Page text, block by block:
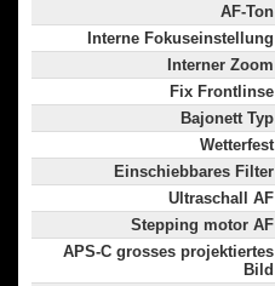
AF-Ton
Interne Fokuseinstellung
Interner Zoom
Fix Frontlinse
Bajonett Typ
Wetterfest
Einschiebbares Filter
Ultraschall AF
Stepping motor AF
APS-C grosses projektiertes
Bild